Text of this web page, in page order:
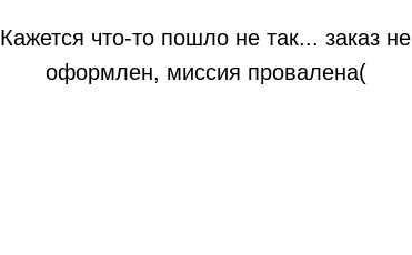
Кажется что-то пошло не так... заказ не
оформлен, миссия провалена(